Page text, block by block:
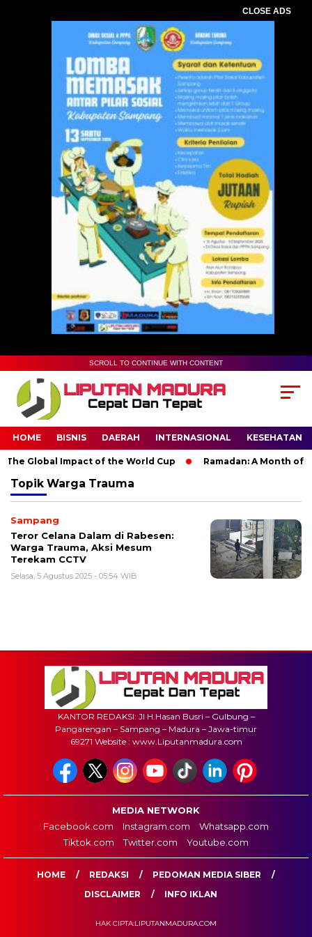
CLOSE ADS
SCROLL TO CONTINUE WITH CONTENT
HOME BISNIS DAERAH INTERNASIONAL KESEHATAN
Global Impact of the World Cup Ramadan: A Month of
Topik Warga Trauma
Sampang
Teror Celana Dalam di Rabesen:
Warga Trauma, Aksi Mesum
Terekam CCTV
Selasa, 5 Agustus 2025 - 05:54 WIB
KANTOR REDAKSI: Jl H.Hasan Busri – Gulbung –
Pangarengan – Sampang – Madura – Jawa-timur
69271 Website : www.Liputanmadura.com
MEDIA NETWORK
Facebook.com
Instagram.com
Whatsapp.com
Tiktok.com
Twitter.com Youtube.com
HOME REDAKSI
PEDOMAN MEDIA SIBER
DISCLAIMER
INFO IKLAN
HAK CIPTA:LIPUTANMADURA.COM